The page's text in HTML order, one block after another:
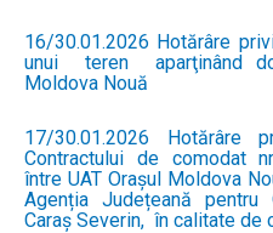
16/30.01.2026 Hotărâre
unui teren aparţinând
Moldova Nouă
17/30.01.2026 Hotărâre
Contractului de comodat
între UAT Orașul Moldova
Agenția Județeană
Caraș Severin, în calitate de